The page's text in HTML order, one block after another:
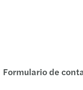
Formulario de